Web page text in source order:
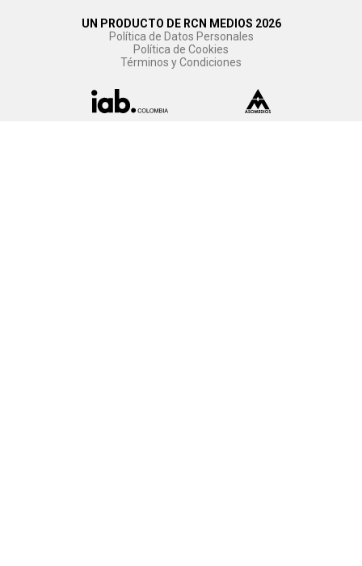
UN PRODUCTO DE RCN MEDIOS 2026
Política de Datos Personales
Política de Cookies
Términos y Condiciones